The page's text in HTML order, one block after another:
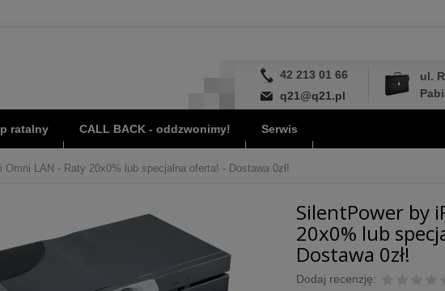
42 213 01 66
q21@q21.pl
ul.
ratalny CALL BACK - oddzwonimy! Serwis
Omni LAN - Raty 20x0% lub specjalna oferta! - Dostawa 0zł!
SilentPower by
20x0% lub
Dostawa 0zł!
Dodaj recenzję: